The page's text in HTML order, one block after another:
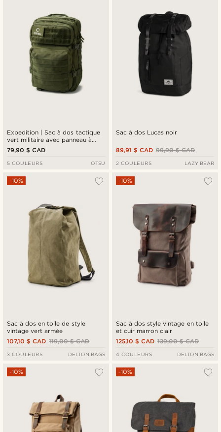
Expedition | Sac à dos tactique
vert militaire avec panneau à
patchs - 40 L
79,90 $ CAD
5 COULEURS OTSU
Sac à dos Lucas noir
99,90 $ CAD
89,91 $ CAD
2 COULEURS LAZY BEAR
Sac à dos en toile de style
vintage vert armée
-10%
119,00 $ CAD
107,10 $ CAD
3 COULEURS DELTON BAGS
Sac à dos style vintage en toile
et cuir marron clair
-10%
139,00 $ CAD
125,10 $ CAD
4 COULEURS DELTON BAGS
-10% -10%